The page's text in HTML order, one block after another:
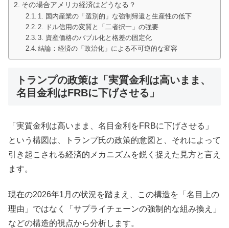
その場合アメリカ経済はどうなる？
1. 国内産業の「選別的」な強制帰還と生産性の低下
2. ドル信用の変質と「二者択一」の強要
3. 資産価格のバブル化と格差の固定化
結論：経済の「政治化」による不可逆的な変容
トランプの政策は「実質金利は高いまま、
名目金利はFRBに下げさせる」
「実質金利は高いまま、名目金利をFRBに下げさせる」
という構図は、トランプ氏の政策的意図と、それによって
引き起こされる経済的メカニズムを鋭く捉えた見方と言え
ます。
現在の2026年1月の状況を踏まえ、この構造を「名目上の
理由」ではなく「サプライチェーンの強制的な組み換え」
などの構造的視点から分析します。